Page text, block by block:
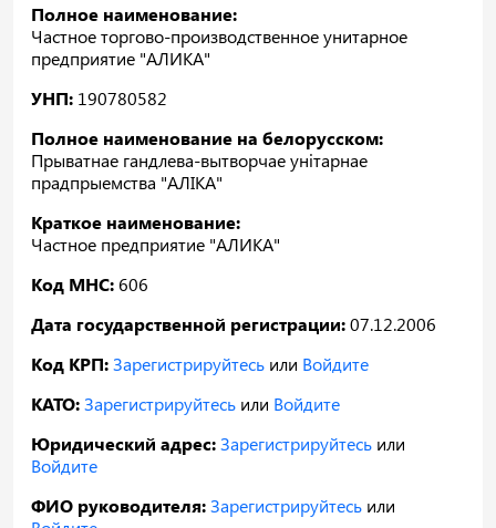
Полное наименование:
Частное торгово-производственное унитарное
предприятие "АЛИКА"
УНП: 190780582
Полное наименование на белорусском:
Прыватнае гандлева-вытворчае унiтарнае
прадпрыемства "АЛIКА"
Краткое наименование:
Частное предприятие "АЛИКА"
Код МНС:606
Дата государственной регистрации:07.12.2006
Код КРП:Зарегистрируйтесь или Войдите
КАТО:Зарегистрируйтесь или Войдите
Юридический адрес:Зарегистрируйтесь или
Войдите
ФИО руководителя:Зарегистрируйтесь или